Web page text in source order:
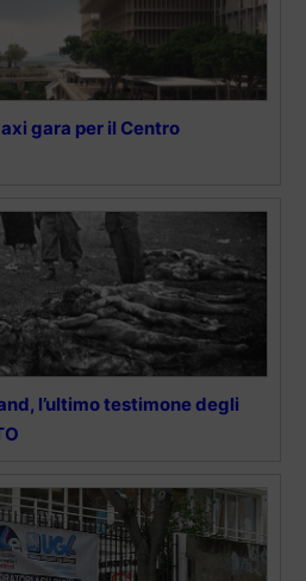
gara per il Centro
l’ultimo testimone degli